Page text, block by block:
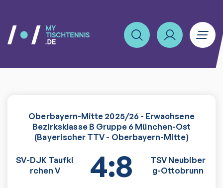
Oberbayern-Mitte 2025/26 - Erwachsene
Bezirksklasse B Gruppe 6 München-Ost
(Bayerischer TTV - Oberbayern-Mitte)
SV-DJK Taufki
rchen V
4:8
TSV Neubiber
g-Ottobrunn